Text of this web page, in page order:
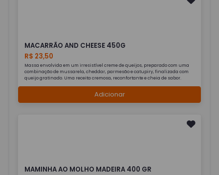
MACARRÃO AND CHEESE 450G
R$ 23,50
Massa envolvida em um irresistível creme de queijos, preparado com uma
combinação de mussarela, cheddar, parmesão e catupiry, finalizada com
queijo gratinado. Uma receita cremosa, reconfortante e cheia de sabor.
Adicionar
MAMINHA AO MOLHO MADEIRA 400 GR